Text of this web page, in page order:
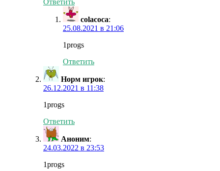
Ответить
colacoca:
25.08.2021 в 21:06
1progs
Ответить
Норм игрок:
26.12.2021 в 11:38
1progs
Ответить
Аноним:
24.03.2022 в 23:53
1progs